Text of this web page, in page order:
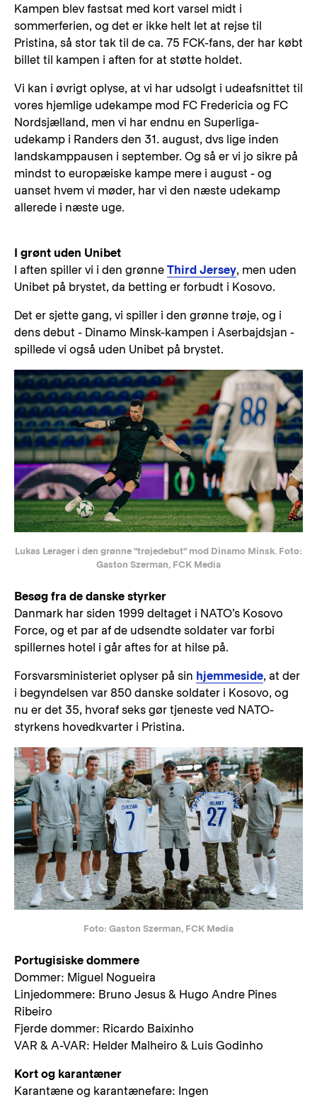
Kampen blev fastsat med kort varsel midt i
sommerferien, og det er ikke helt let at rejse til
Pristina, så stor tak til de ca. 75 FCK-fans, der har købt
billet til kampen i aften for at støtte holdet.
Vi kan i øvrigt oplyse, at vi har udsolgt i udeafsnittet til
vores hjemlige udekampe mod FC Fredericia og FC
Nordsjælland, men vi har endnu en Superliga-
udekamp i Randers den 31. august, dvs lige inden
landskamppausen i september. Og så er vi jo sikre på
mindst to europæiske kampe mere i august - og
uanset hvem vi møder, har vi den næste udekamp
allerede i næste uge.
I grønt uden Unibet
I aften spiller vi i den grønne Third Jersey, men uden
Unibet på brystet, da betting er forbudt i Kosovo.
Det er sjette gang, vi spiller i den grønne trøje, og i
dens debut - Dinamo Minsk-kampen i Aserbajdsjan -
spillede vi også uden Unibet på brystet.
Lukas Lerager i den grønne "trøjedebut" mod Dinamo Minsk. Foto:
Gaston Szerman, FCK Media
Besøg fra de danske styrker
Danmark har siden 1999 deltaget i NATO’s Kosovo
Force, og et par af de udsendte soldater var forbi
spillernes hotel i går aftes for at hilse på.
Forsvarsministeriet oplyser på sin hjemmeside, at der
i begyndelsen var 850 danske soldater i Kosovo, og
nu er det 35, hvoraf seks gør tjeneste ved NATO-
styrkens hovedkvarter i Pristina.
Foto: Gaston Szerman, FCK Media
Portugisiske dommere
Dommer: Miguel Nogueira
Linjedommere: Bruno Jesus & Hugo Andre Pines
Ribeiro
Fjerde dommer: Ricardo Baixinho
VAR & A-VAR: Helder Malheiro & Luis Godinho
Kort og karantæner
Karantæne og karantænefare: Ingen